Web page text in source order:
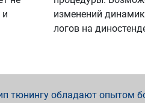
и
изменений
логов на
тюнингу обладают опытом